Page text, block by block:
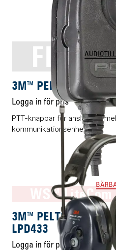
3M™ PELTOR™
Logga in för pris
PTT-knappar för anslutning
kommunikationsenheter.
WS™ LiteCom
3M™ PELTOR™ WS™
LPD433
Logga in för pris